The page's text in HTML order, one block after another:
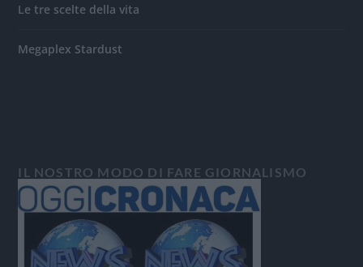
Le tre scelte della vita
Megaplex Stardust
IL NOSTRO MODO DI FARE GIORNALISMO